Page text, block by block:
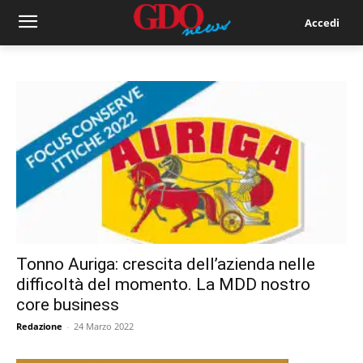
Accedi
Tonno Auriga: crescita dell’azienda nelle
difficoltà del momento. La MDD nostro
core business
Redazione - 24 Marzo 2022